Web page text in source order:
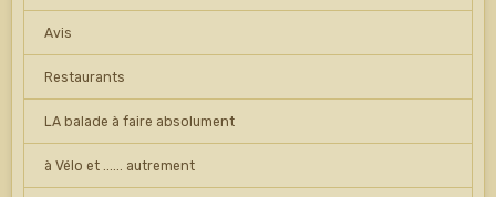
Avis
Restaurants
LA balade à faire absolument
à Vélo et ...... autrement